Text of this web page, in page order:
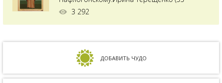
года):Мы с мужем долгое время пытались
на совместимость показал, что мы с мужем
несовместимы. Кроме того, мне ставили...
3 292
ДОБАВИТЬ ЧУДО